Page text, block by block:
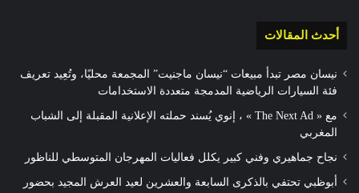
أحدث المقالات
نيسان مصر تبدأ مبيعات “نيسان ماجنيت” المجمعة محليًا، وتُعِيد تعريف
فئة السيارات الرياضية المدمجة متعددة الاستخدامات
مع « The Next Ad » ، إنوي يُسند حملته الإعلانية المقبلة إلى الشباب
المغربي
نجاح جماهيري وفني كبير يكلل فعاليات المهرجان المتوسطي للناظور
أبوظبي تحتفي بالذكرى السابعة والعشرين لعيد العرش المجيد بحضور